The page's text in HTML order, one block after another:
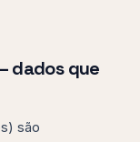
dados que
são